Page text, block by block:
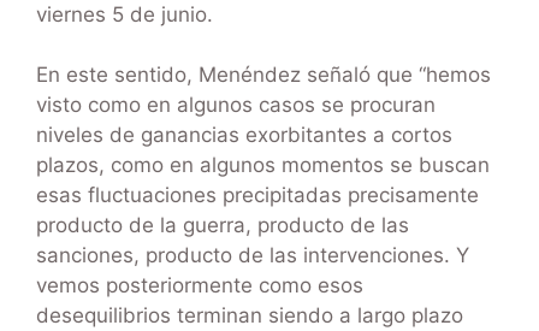
viernes 5 de junio.
En este sentido, Menéndez señaló que “hemos
visto como en algunos casos se procuran
niveles de ganancias exorbitantes a cortos
plazos, como en algunos momentos se buscan
esas fluctuaciones precipitadas precisamente
producto de la guerra, producto de las
sanciones, producto de las intervenciones. Y
vemos posteriormente como esos
desequilibrios terminan siendo a largo plazo